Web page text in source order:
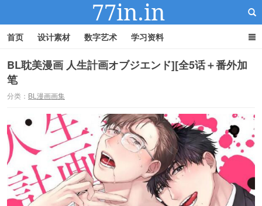
首页 设计素材 数字艺术 学习资料
BL耽美漫画 人生計画オブジエンド][全5话＋番外加
笔
分类： BL漫画画集